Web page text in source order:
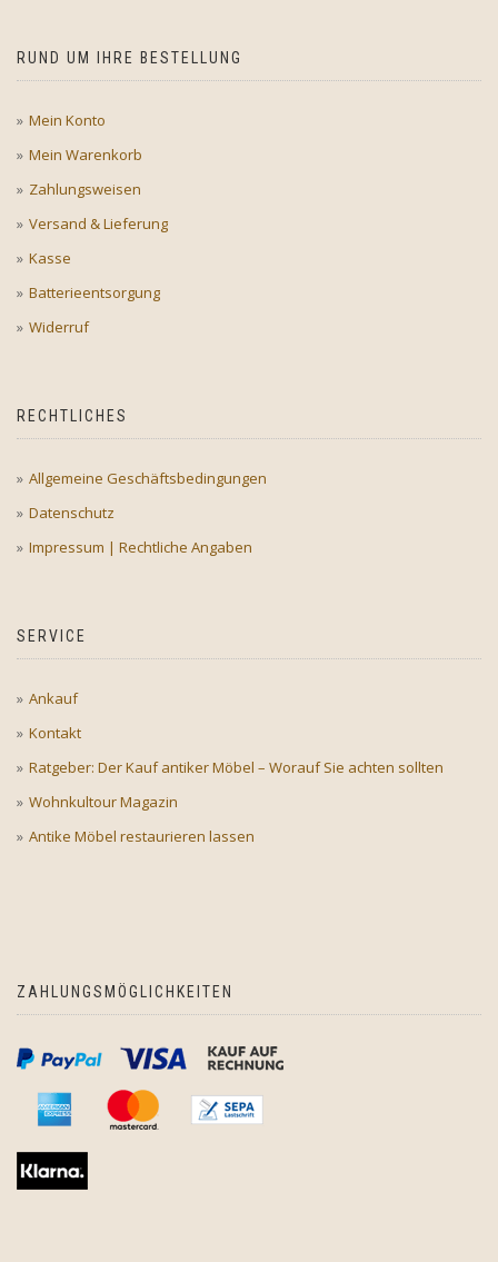
RUND UM IHRE BESTELLUNG
Mein Konto
Mein Warenkorb
Zahlungsweisen
Versand & Lieferung
Kasse
Batterieentsorgung
Widerruf
RECHTLICHES
Allgemeine Geschäftsbedingungen
Datenschutz
Impressum | Rechtliche Angaben
SERVICE
Ankauf
Kontakt
Ratgeber: Der Kauf antiker Möbel – Worauf Sie achten sollten
Wohnkultour Magazin
Antike Möbel restaurieren lassen
ZAHLUNGSMÖGLICHKEITEN